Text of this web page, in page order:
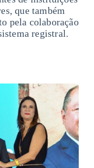
que também
pela colaboração
registral.